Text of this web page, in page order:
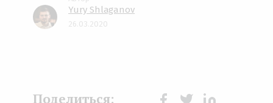
Yury Shlaganov
26.03.2020